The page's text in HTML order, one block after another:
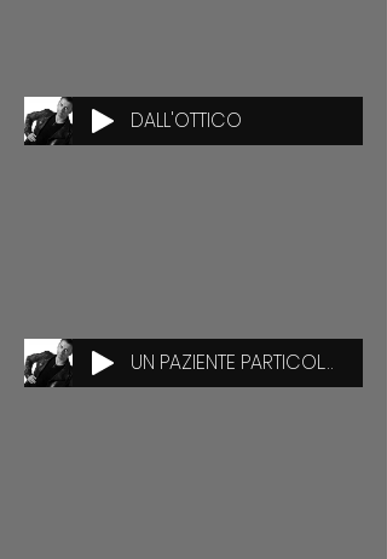
DALL'OTTICO
UN PAZIENTE PARTICOLARE